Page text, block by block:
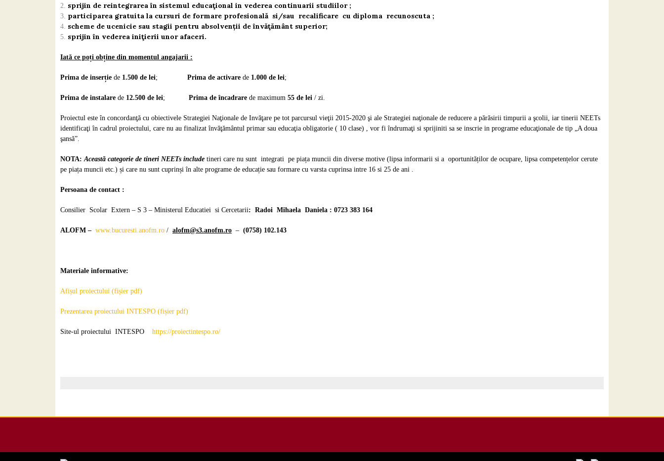
sprijin de reintegrarea în sistemul educaţional in vederea continuarii studiilor ;
participarea gratuita la cursuri de formare profesională si/sau recalificare cu diploma recunoscuta ;
scheme de ucenicie sau stagii pentru absolvenții de învăţământ superior;
sprijin în vederea iniţierii unor afaceri.
Iată ce poți obține din momentul angajarii :
Prima de inserție de 1.500 de lei; Prima de activare de 1.000 de lei;
Prima de instalare de 12.500 de lei; Prima de încadrare de maximum 55 de lei / zi.
Proiectul este în concordanţă cu obiectivele Strategiei Naţionale de Invăţare pe tot parcursul vieţii 2015-2020 şi ale Strategiei naţionale de reducere a părăsirii timpurii a şcolii, iar tinerii NEETs
identificaţi în cadrul proiectului, care nu au finalizat învăţământul primar sau educaţia obligatorie ( 10 clase) , vor fi îndrumaţi si sprijiniti sa se inscrie in programe educaţionale de tip „A doua
şansă”.
NOTA:Această categorie de tineri NEETs include tineri care nu sunt integrati pe piața muncii din diverse motive (lipsa informarii si a oportunităților de ocupare, lipsa competențelor cerute
pe piața muncii etc.) și care nu sunt cuprinși în alte programe de educație sau formare cu varsta cuprinsa intre 16 si 25 de ani .
Persoana de contact :
Consilier Scolar Extern – S 3 – Ministerul Educatiei si Cercetarii: Radoi Mihaela Daniela : 0723 383 164
ALOFM – www.bucuresti.anofm.ro / alofm@s3.anofm.ro – (0758) 102.143
Materiale informative:
Afișul proiectului (fișier pdf)
Prezentarea proiectului INTESPO (fișier pdf)
Site-ul proiectului INTESPO https://proiectintespo.ro/